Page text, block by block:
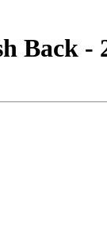
Back -